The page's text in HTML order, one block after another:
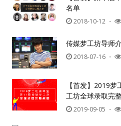
名单
2018-10-12 ・
传媒梦工坊导
2018-07-16 ・
【首发】2019
工坊全球录取完
2019-09-05 ・